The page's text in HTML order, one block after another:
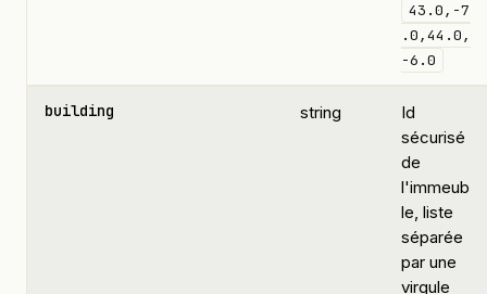
43.0,-7
.0,44.0,
-6.0
building string
Id
sécurisé
de
l'immeub
le, liste
séparée
par une
virgule